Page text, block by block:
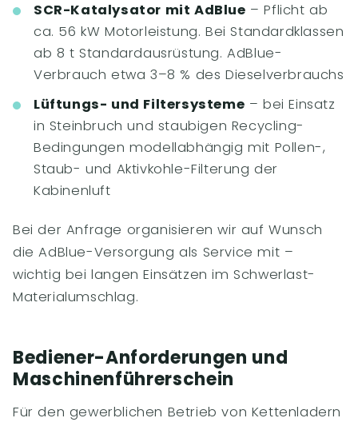
SCR-Katalysator mit AdBlue – Pflicht ab
ca. 56 kW Motorleistung. Bei Standardklassen
ab 8 t Standardausrüstung. AdBlue-
Verbrauch etwa 3–8 % des Dieselverbrauchs
Lüftungs- und Filtersysteme – bei Einsatz
in Steinbruch und staubigen Recycling-
Bedingungen modellabhängig mit Pollen-,
Staub- und Aktivkohle-Filterung der
Kabinenluft
Bei der Anfrage organisieren wir auf Wunsch
die AdBlue-Versorgung als Service mit –
wichtig bei langen Einsätzen im Schwerlast-
Materialumschlag.
Bediener-Anforderungen und
Maschinenführerschein
Für den gewerblichen Betrieb von Kettenladern